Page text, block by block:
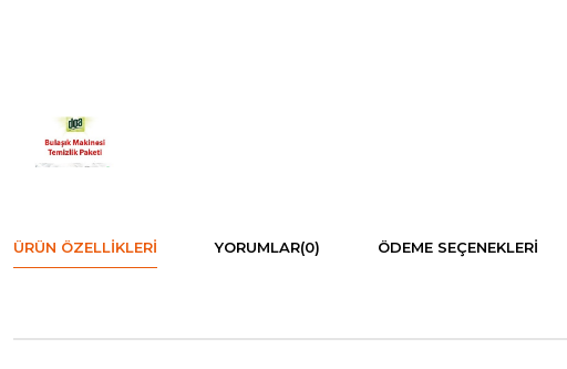
ÜRÜN ÖZELLIKLERI YORUMLAR(0) ÖDEME SEÇENEKLERI